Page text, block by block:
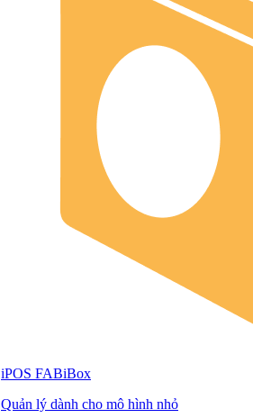
iPOS FABiBox
Quản lý dành cho mô hình nhỏ